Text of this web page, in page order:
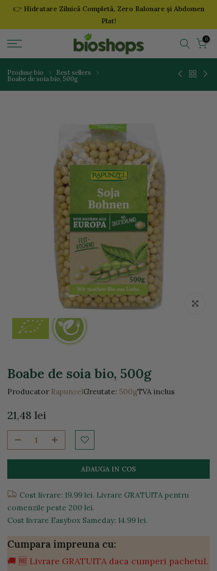
Sari
👉 Hidratare Zilnică Completă, Zero Balonare și Abdomen
Plat!
0
Produse bio Best sellers
Boabe de soia bio, 500g
Click
Boabe de soia bio, 500g
Producator RapunzelGreutate: 500gTVA inclus
21,48 lei
ADAUGA IN COS
Cost livrare: 19.99 lei. Livrare GRATUITA pentru
comenzile peste 200 lei.
Cost livrare Easybox Sameday: 14.99 lei.
Cumpara impreuna cu:
🚚 🆓 Livrare GRATUITA daca cumperi pachetul.